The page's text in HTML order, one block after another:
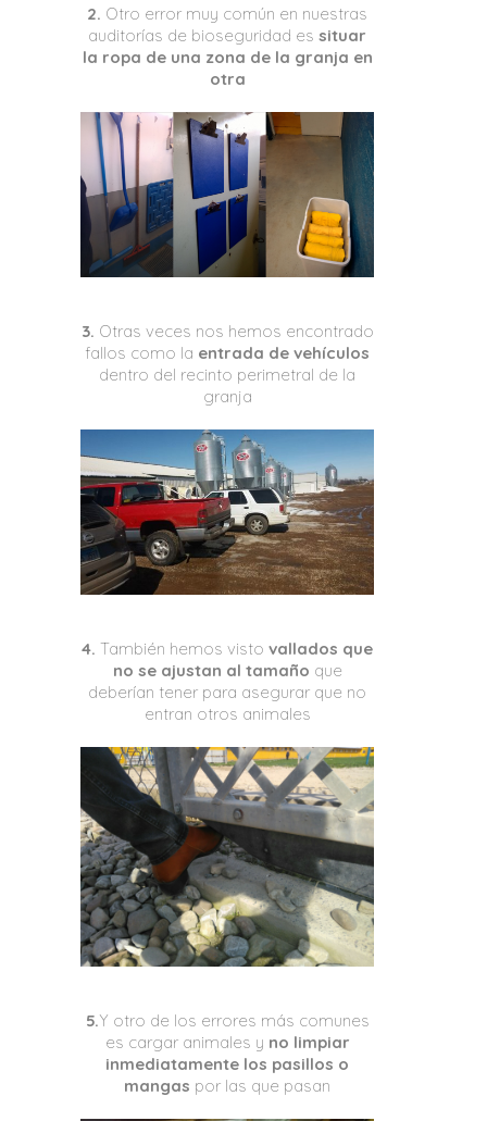
2. Otro error muy común en nuestras
auditorías de bioseguridad es situar
la ropa de una zona de la granja en
otra
3. Otras veces nos hemos encontrado
fallos como la entrada de vehículos
dentro del recinto perimetral de la
granja
4. También hemos visto vallados que
no se ajustan al tamaño que
deberían tener para asegurar que no
entran otros animales
5.Y otro de los errores más comunes
es cargar animales y no limpiar
inmediatamente los pasillos o
mangas por las que pasan